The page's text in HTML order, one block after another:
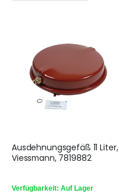
Ausdehnungsgefäß 11 Liter,
Viessmann, 7819882
Verfügbarkeit: Auf Lager